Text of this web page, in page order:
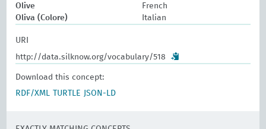
Olive
French
Oliva (Colore)
Italian
URI
http://data.silknow.org/vocabulary/518
Download this concept:
RDF/XML
TURTLE JSON-LD